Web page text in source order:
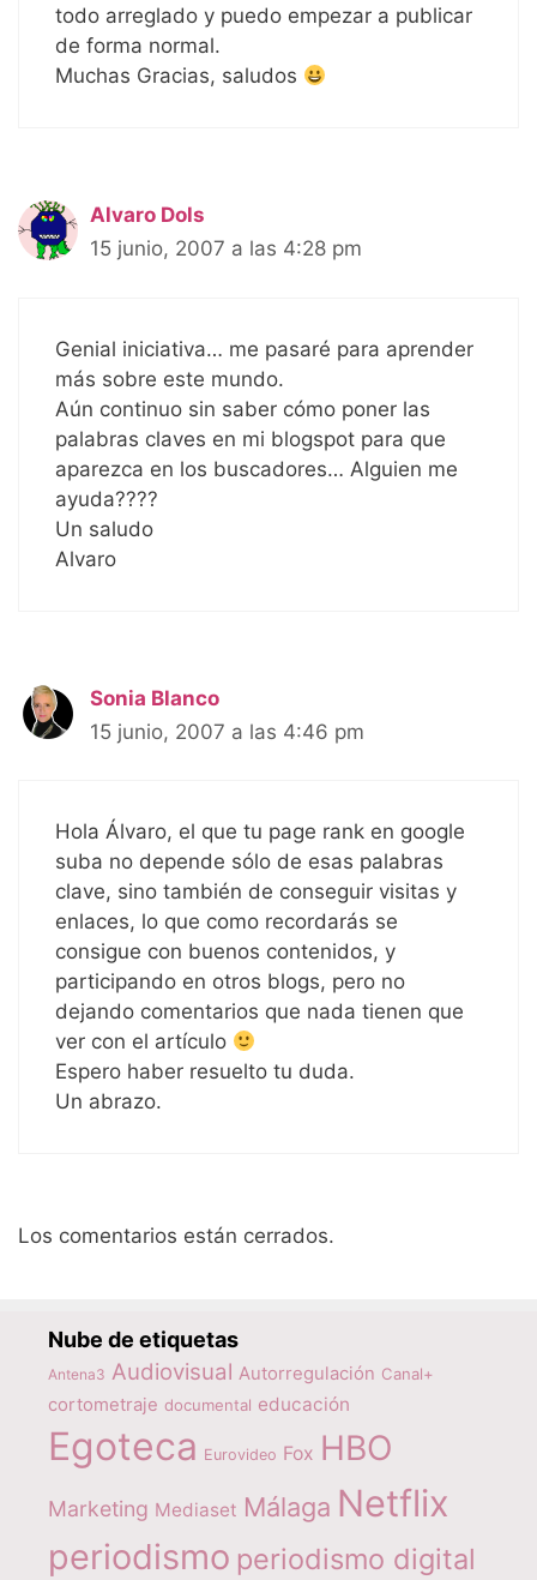
todo arreglado y puedo empezar a publicar
de forma normal.
Muchas Gracias, saludos
Alvaro Dols
15 junio, 2007 a las 4:28 pm
Genial iniciativa… me pasaré para aprender
más sobre este mundo.
Aún continuo sin saber cómo poner las
palabras claves en mi blogspot para que
aparezca en los buscadores… Alguien me
ayuda????
Un saludo
Alvaro
Sonia Blanco
15 junio, 2007 a las 4:46 pm
Hola Álvaro, el que tu page rank en google
suba no depende sólo de esas palabras
clave, sino también de conseguir visitas y
enlaces, lo que como recordarás se
consigue con buenos contenidos, y
participando en otros blogs, pero no
dejando comentarios que nada tienen que
ver con el artículo
Espero haber resuelto tu duda.
Un abrazo.
Los comentarios están cerrados.
Nube de etiquetas
Antena3 Audiovisual Autorregulación Canal+
cortometraje documental educación
Egoteca Eurovideo Fox HBO
Marketing Mediaset Málaga Netflix
periodismo periodismo digital